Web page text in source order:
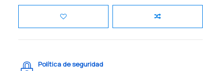
Política de seguridad